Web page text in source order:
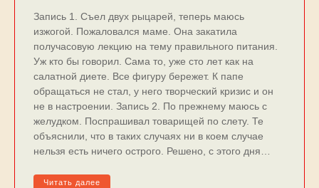
Запись 1. Съел двух рыцарей, теперь маюсь
изжогой. Пожаловался маме. Она закатила
получасовую лекцию на тему правильного питания.
Уж кто бы говорил. Сама то, уже сто лет как на
салатной диете. Все фигуру бережет. К папе
обращаться не стал, у него творческий кризис и он
не в настроении. Запись 2. По прежнему маюсь с
желудком. Поспрашивал товарищей по слету. Те
объяснили, что в таких случаях ни в коем случае
нельзя есть ничего острого. Решено, с этого дня…
Читать далее